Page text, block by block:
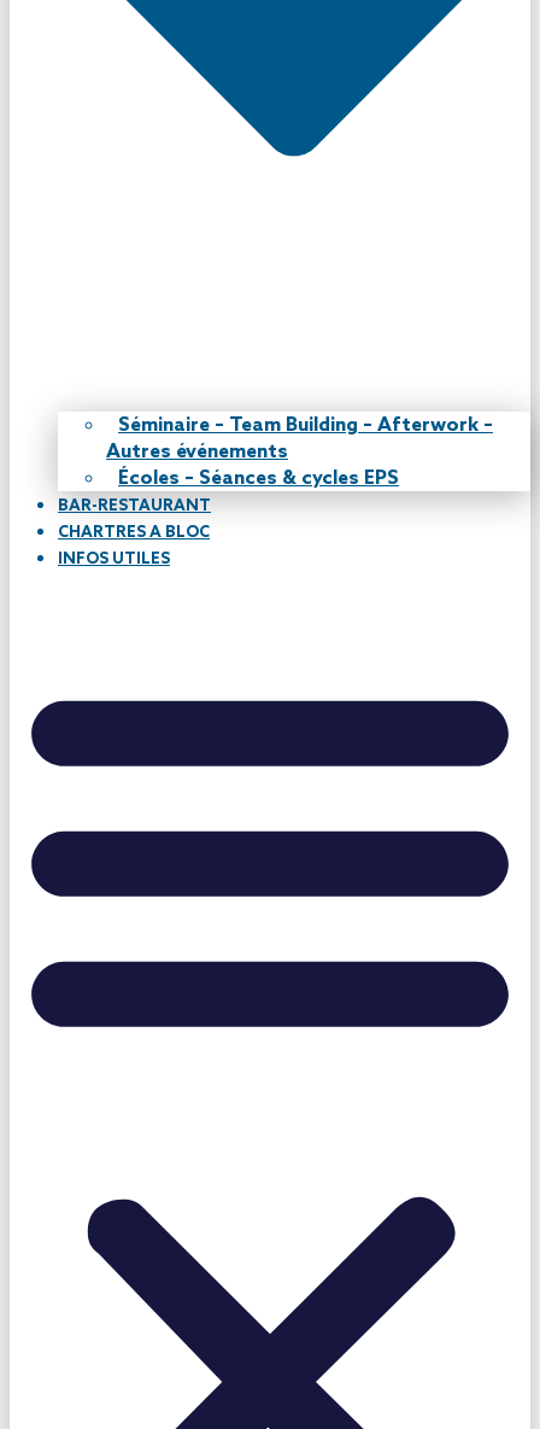
Séminaire – Team Building – Afterwork –
Autres événements
Écoles – Séances & cycles EPS
BAR-RESTAURANT
CHARTRES A BLOC
INFOS UTILES